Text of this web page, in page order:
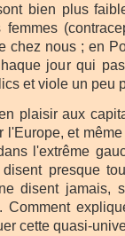
bien plus
chez nous ; en
jour qui
et viole un peu
plaisir aux
l'Europe, et
l'extrême
presque
disent jamais,
Comment
cette quasi-